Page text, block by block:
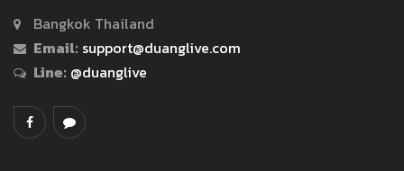
Bangkok Thailand
Email: support@duanglive.com
Line: @duanglive